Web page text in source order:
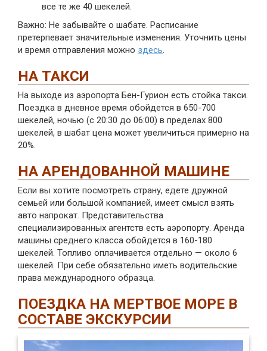
все те же 40 шекелей.
Важно: Не забывайте о шабате. Расписание
претерпевает значительные изменения. Уточнить цены
и время отправления можно здесь
НА ТАКСИ
На выходе из аэропорта Бен-Гурион есть стойка такси.
Поездка в дневное время обойдется в 650-700
шекелей, ночью (с 20:30 до 06:00) в пределах 800
шекелей, в шабат цена может увеличиться примерно на
20%.
НА АРЕНДОВАННОЙ МАШИНЕ
Если вы хотите посмотреть страну, едете дружной
семьей или большой компанией, имеет смысл взять
авто напрокат. Представительства
специализированных агентств есть аэропорту. Аренда
машины среднего класса обойдется в 160-180
шекелей. Топливо оплачивается отдельно — около 6
шекелей. При себе обязательно иметь водительские
права международного образца.
ПОЕЗДКА НА МЕРТВОЕ МОРЕ В
СОСТАВЕ ЭКСКУРСИИ